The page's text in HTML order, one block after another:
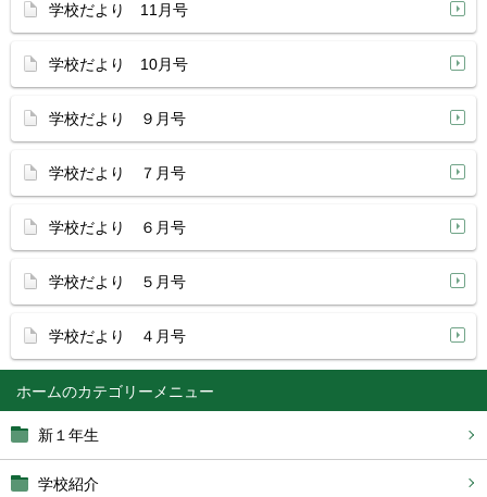
ホーム
新１年生
学校紹介
学校だより 11月号
学校だより 10月号
学校だより ９月号
学校だより ７月号
学校だより ６月号
学校だより ５月号
学校だより ４月号